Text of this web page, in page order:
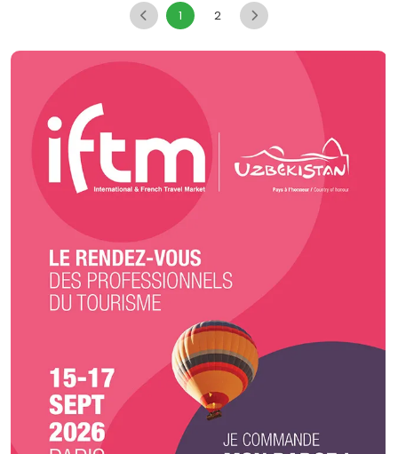
l'organisation d'événements pour professionnels.
1 2